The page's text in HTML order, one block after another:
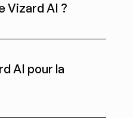
Vizard AI ?
AI pour la